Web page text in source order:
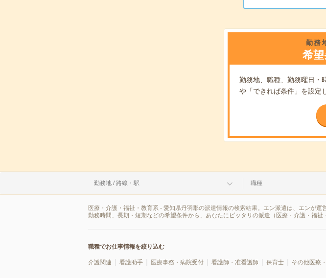
勤務
希
勤務地、職種、勤務曜日・
や「できれば条件」を設定
勤務地 / 路線・駅 職種
医療・介護・福祉・教育系 - 愛知県丹羽郡の派遣情報の検索結果。エン派遣は、エンが
勤務時間、長期・短期などの希望条件から、あなたにピッタリの派遣（医療・介護・福祉
職種でお仕事情報を絞り込む
介護関連 看護助手 医療事務・病院受付 看護師・准看護師 保育士 その他医療